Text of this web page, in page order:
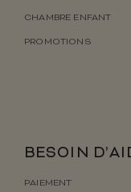
CHAMBRE ENFANT
PROMOTIONS
BESOIN
PAIEMENT